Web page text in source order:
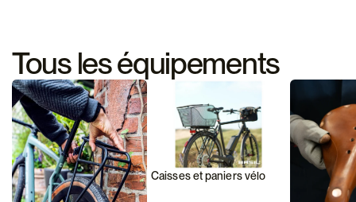
Tous les équipements
Caisses et paniers vélo